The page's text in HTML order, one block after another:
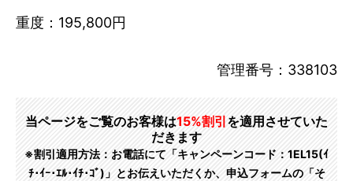
重度：195,800円
管理番号：338103
当ページをご覧のお客様は15%割引 を適用させていた
だきます
※割引適用方法：お電話にて「キャンペーンコード：1EL15(ｲ
ﾁ･ｲｰ･ｴﾙ･ｲﾁ･ｺﾞ)」とお伝えいただくか、申込フォームの「そ